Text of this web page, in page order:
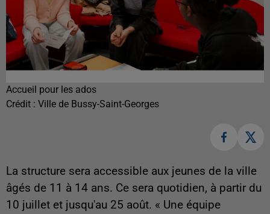
Accueil pour les ados
Crédit : Ville de Bussy-Saint-Georges
La structure sera accessible aux jeunes de la ville
âgés de 11 à 14 ans. Ce sera quotidien, à partir du
10 juillet et jusqu'au 25 août. « Une équipe